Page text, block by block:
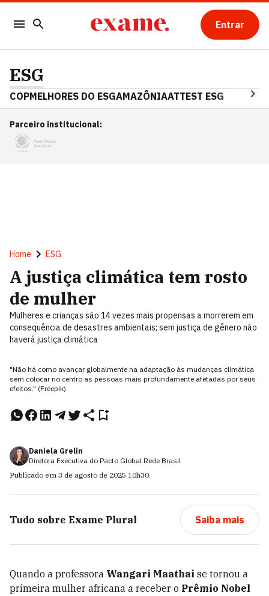
Entrar
ESG
COPMELHORES DO ESGAMAZÔNIAATTEST ESG
Parceiro institucional:
Home ESG
A justiça climática tem rosto
de mulher
Mulheres e crianças são 14 vezes mais propensas a morrerem em
consequência de desastres ambientais; sem justiça de gênero não
haverá justiça climática
"Não há como avançar globalmente na adaptação às mudanças climática
sem colocar no centro as pessoas mais profundamente afetadas por seus
efeitos." (Freepik)
Daniela Grelin
Diretora Executiva do Pacto Global Rede Brasil
Publicado em 3 de agosto de 2025 10h30.
Tudo sobre Exame Plural Saiba mais
Quando a professora Wangari Maathai se tornou a
primeira mulher africana a receber o Prêmio Nobel